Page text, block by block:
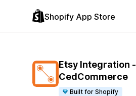
Shopify App Store
Etsy Integration ‑
CedCommerce
Built for Shopify